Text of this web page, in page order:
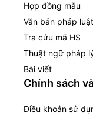
Hợp đồng mẫu
Văn bản pháp luật
Tra cứu mã HS
Thuật ngữ pháp
Bài viết
Chính sách
Điều khoản sử